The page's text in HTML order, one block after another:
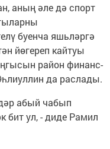
аның әле дә спорт
буенча яшьләргә
йөгереп кайтуы
район финанс-
да раслады.
абый чабып
бит ул, - диде Рамил